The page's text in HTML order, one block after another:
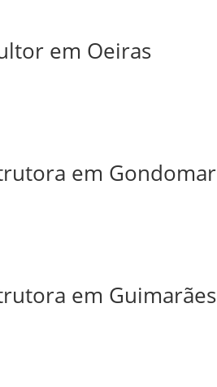
em Oeiras
em Gondomar
em Guimarães